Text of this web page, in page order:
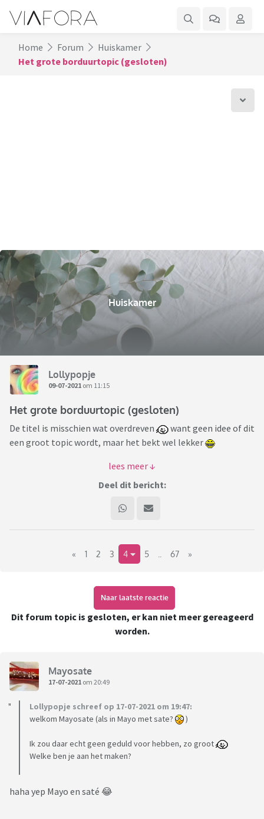
Home Forum
Huiskamer
Het grote borduurtopic (gesloten)
Huiskamer
Lollypopje
09-07-2021 om 11:15
Het grote borduurtopic (gesloten)
De titel is misschien wat overdreven
want geen idee of dit
een groot topic wordt, maar het bekt wel lekker
Wie borduurt er ook? Welke stijl of techniek gebruik je
(kruissteek, blackwork/lijnwerk, embroidery/vrij borduren)?
vandaan? Wat is je huidige project?
Borduren, hoe doe je dat eigenlijk?
https://irisborduurt.nl/info/kruissteek-borduren/
https://youtube.com/c/SonovaStitch
https://irisborduurt.nl/
https://www.garenenzo.nl/#
https://www.hobbydoityourself.nl/c-5102529/borduren-
overig/
Webshops voor patronen
www.etsy.com
Deel dit bericht:
« 1 2 3 4 5 67 »
Naar laatste reactie
Dit forum topic is gesloten, er kan niet meer gereageerd
worden.
Mayosate
17-07-2021 om 20:49
Lollypopje schreef op 17-07-2021 om 19:47:
welkom Mayosate (als in Mayo met sate?
)
Ik zou daar echt geen geduld voor hebben, zo groot
Welke ben je aan het maken?
haha yep Mayo en saté 😂